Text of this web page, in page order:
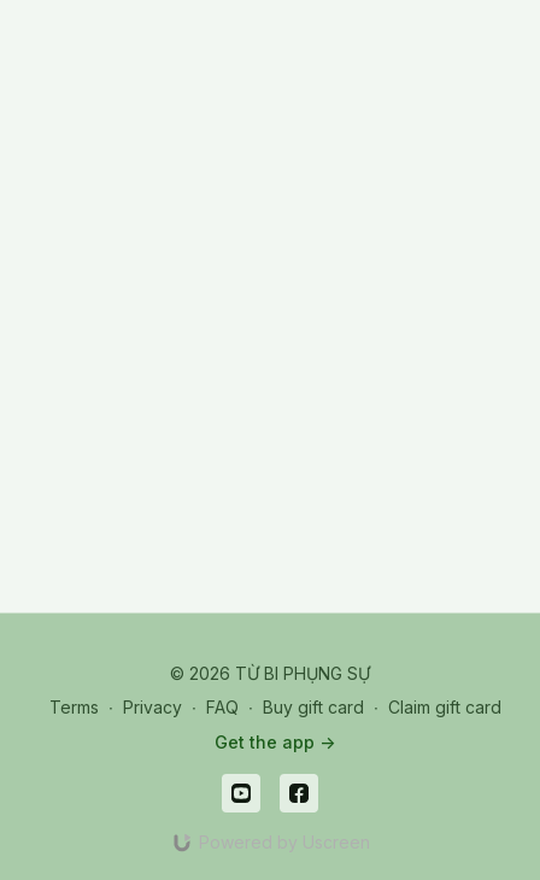
© 2026 TỪ BI PHỤNG SỰ
Terms ∙ Privacy ∙ FAQ ∙ Buy gift card ∙ Claim gift card
Get the app ->
Powered by Uscreen